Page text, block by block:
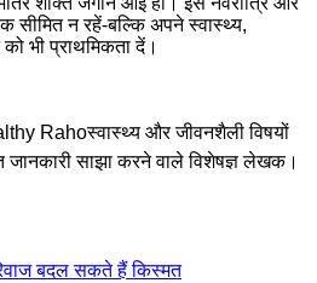
सीमित न रहें-बल्कि अपने स्वास्थ्य,
भी प्राथमिकता दें।
Rahoस्वास्थ्य और जीवनशैली विषयों
जानकारी साझा करने वाले विशेषज्ञ लेखक।
बदल सकते हैं किस्मत